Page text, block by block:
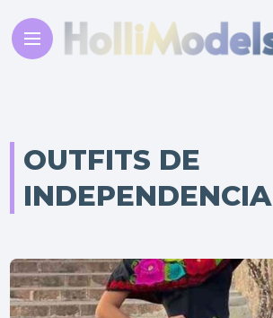
OUTFITS DE
INDEPENDENCIA